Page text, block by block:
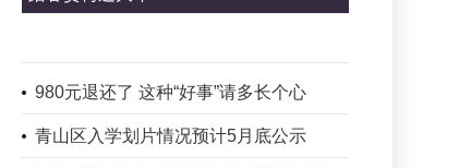
980元退还了 这种“好事”请多长个心
青山区入学划片情况预计5月底公示